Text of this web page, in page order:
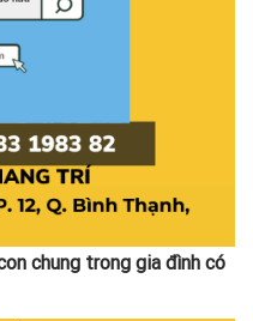
chung trong gia đình có